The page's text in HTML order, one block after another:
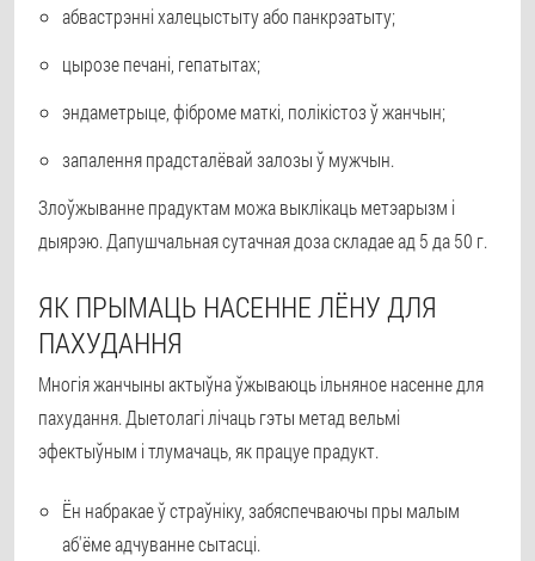
абвастрэнні халецыстыту або панкрэатыту;
цырозе печані, гепатытах;
эндаметрыце, фіброме маткі, полікістоз ў жанчын;
запалення прадсталёвай залозы ў мужчын.
Злоўжыванне прадуктам можа выклікаць метэарызм і
дыярэю. Дапушчальная сутачная доза складае ад 5 да 50 г.
ЯК ПРЫМАЦЬ НАСЕННЕ ЛЁНУ ДЛЯ
ПАХУДАННЯ
Многія жанчыны актыўна ўжываюць ільняное насенне для
пахудання. Дыетолагі лічаць гэты метад вельмі
эфектыўным і тлумачаць, як працуе прадукт.
Ён набракае ў страўніку, забяспечваючы пры малым
аб'ёме адчуванне сытасці.